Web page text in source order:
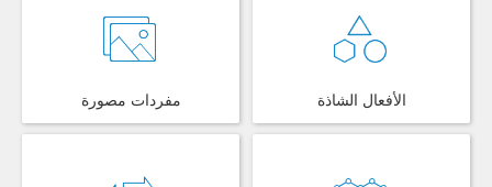
مفردات مصورة الأفعال الشاذة